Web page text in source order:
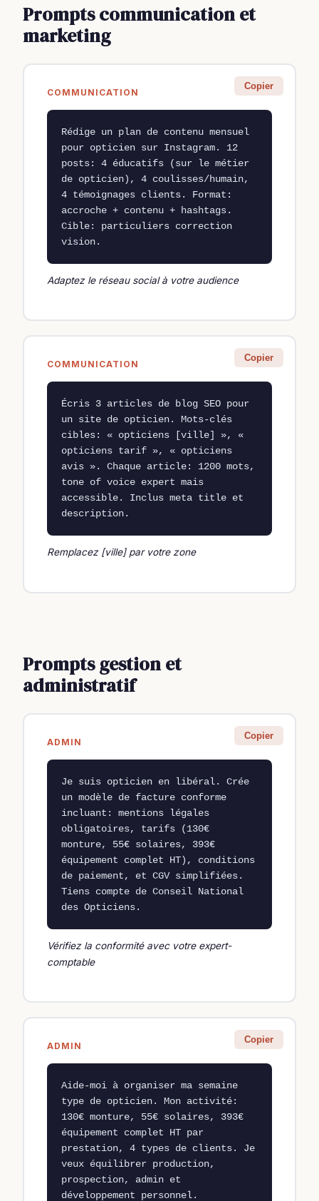
Prompts communication et
marketing
COMMUNICATION
Copier
Rédige un plan de contenu mensuel
pour opticien sur Instagram. 12
posts: 4 éducatifs (sur le métier
de opticien), 4 coulisses/humain,
4 témoignages clients. Format:
accroche + contenu + hashtags.
Cible: particuliers correction
vision.
Adaptez le réseau social à votre audience
COMMUNICATION
Copier
Écris 3 articles de blog SEO pour
un site de opticien. Mots-clés
cibles: « opticiens [ville] », «
opticiens tarif », « opticiens
avis ». Chaque article: 1200 mots,
tone of voice expert mais
accessible. Inclus meta title et
description.
Remplacez [ville] par votre zone
Prompts gestion et
administratif
ADMIN
Copier
Je suis opticien en libéral. Crée
un modèle de facture conforme
incluant: mentions légales
obligatoires, tarifs (130€
monture, 55€ solaires, 393€
équipement complet HT), conditions
de paiement, et CGV simplifiées.
Tiens compte de Conseil National
des Opticiens.
Vérifiez la conformité avec votre expert-
comptable
ADMIN
Copier
Aide-moi à organiser ma semaine
type de opticien. Mon activité:
130€ monture, 55€ solaires, 393€
équipement complet HT par
prestation, 4 types de clients. Je
veux équilibrer production,
prospection, admin et
développement personnel.